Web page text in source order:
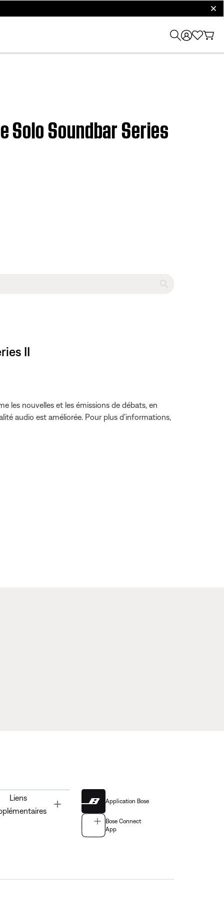
Solo Soundbar Series
II
les nouvelles et les émissions de débats, en
audio est améliorée. Pour plus d'informations,
Liens
Application Bose
Bose Connect
App